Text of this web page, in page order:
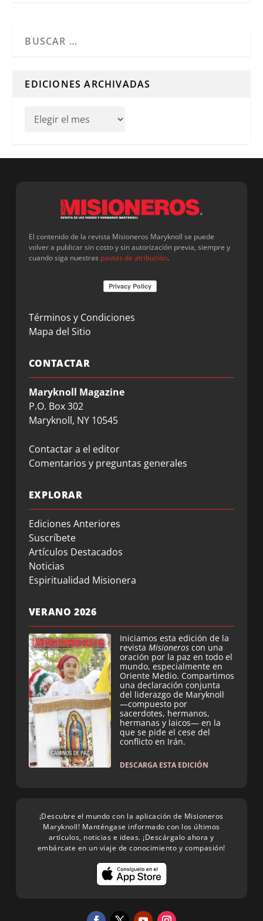
EDICIONES ARCHIVADAS
El contenido de la revista Misioneros Maryknoll se puede
volver a publicar sin costo y sin autorización previa, siempre y
cuando siga nuestras pautas de atribución.
Términos y Condiciones
Mapa del Sitio
CONTACTAR
Maryknoll Magazine
P.O. Box 302
Maryknoll, NY 10545
Contactar a el editor
Comentarios y preguntas generales
EXPLORAR
Ediciones Anteriores
Suscríbete
Artículos Destacados
Noticias
Espiritualidad Misionera
VERANO 2026
Iniciamos esta edición de la
revista Misioneros con una
oración por la paz en todo el
mundo, especialmente en
Oriente Medio. Compartimos
una declaración conjunta
del liderazgo de Maryknoll
—compuesto por
sacerdotes, hermanos,
hermanas y laicos— en la
que se pide el cese del
conflicto en Irán.
DESCARGA ESTA EDICIÓN
¡Descubre el mundo con la aplicación de Misioneros
Maryknoll! Manténgase informado con los últimos
artículos, noticias e ideas. ¡Descárgalo ahora y
embárcate en un viaje de conocimiento y compasión!